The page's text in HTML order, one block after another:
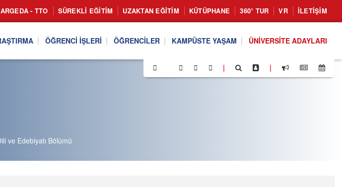
ARGEDA - TTO SÜREKLI EĞITIM UZAKTAN EĞITIM KÜTÜPHANE 360° TUR VR İLETIŞIM
ÖĞRENCI İŞLERI ÖĞRENCILER KAMPÜSTE YAŞAM ÜNIVERSITE ADAYLARI
| |
ve Edebiyatı Bölümü